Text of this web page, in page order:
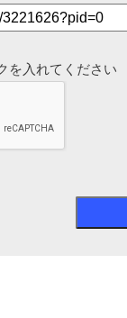
を入れてください